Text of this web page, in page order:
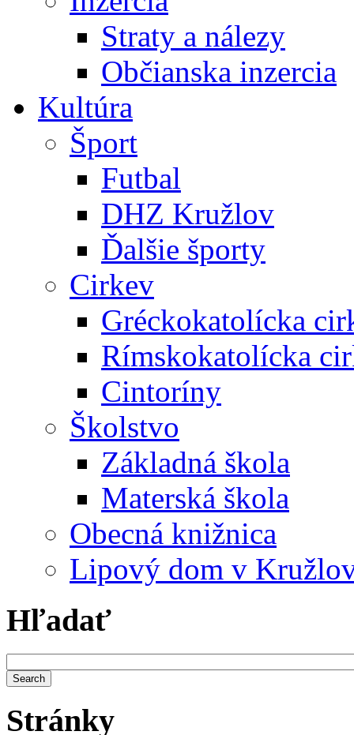
Straty a nálezy
Občianska inzercia
Kultúra
Šport
Futbal
DHZ Kružlov
Ďalšie športy
Cirkev
Gréckokatolícka
Rímskokatolícka
Cintoríny
Školstvo
Základná škola
Materská škola
Obecná knižnica
Lipový dom v
Hľadať
Stránky